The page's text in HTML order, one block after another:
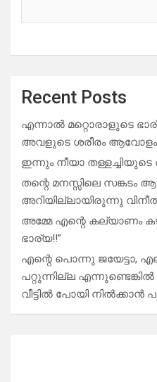
Recent Posts
എന്നാൽ മറ്റൊരാളുടെ
അവളുടെ ശരീരം
ഇന്നും നീയാ
തന്റെ മനസ്സിലെ
അറിയില്ലായിരുന്നു
അമ്മേ എന്റെ കല്യാണം
ഭാര്യ!!”
എന്റെ പൊന്നു ജയേട്ടാ,
പറ്റുന്നില്ല
വീട്ടിൽ പോയി നിൽക്കാൻ